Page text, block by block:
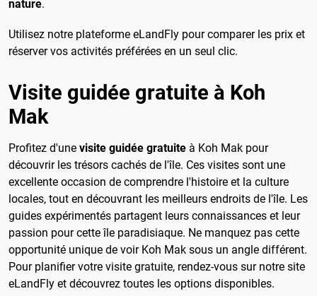
nature.
Utilisez notre plateforme eLandFly pour comparer les prix et
réserver vos activités préférées en un seul clic.
Visite guidée gratuite à Koh
Mak
Profitez d'une visite guidée gratuite à Koh Mak pour
découvrir les trésors cachés de l'île. Ces visites sont une
excellente occasion de comprendre l'histoire et la culture
locales, tout en découvrant les meilleurs endroits de l'île. Les
guides expérimentés partagent leurs connaissances et leur
passion pour cette île paradisiaque. Ne manquez pas cette
opportunité unique de voir Koh Mak sous un angle différent.
Pour planifier votre visite gratuite, rendez-vous sur notre site
eLandFly et découvrez toutes les options disponibles.